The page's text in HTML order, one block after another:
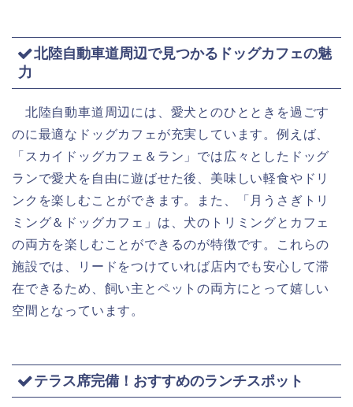
北陸自動車道周辺で見つかるドッグカフェの魅
力
北陸自動車道周辺には、愛犬とのひとときを過ごす
のに最適なドッグカフェが充実しています。例えば、
「スカイドッグカフェ＆ラン」では広々としたドッグ
ランで愛犬を自由に遊ばせた後、美味しい軽食やドリ
ンクを楽しむことができます。また、「月うさぎトリ
ミング＆ドッグカフェ」は、犬のトリミングとカフェ
の両方を楽しむことができるのが特徴です。これらの
施設では、リードをつけていれば店内でも安心して滞
在できるため、飼い主とペットの両方にとって嬉しい
空間となっています。
テラス席完備！おすすめのランチスポット